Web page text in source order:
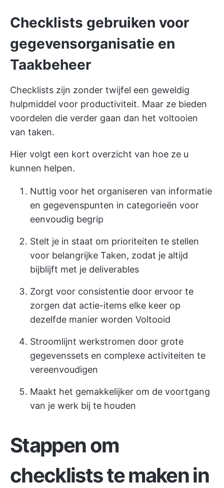
Checklists gebruiken voor
gegevensorganisatie en
Taakbeheer
Checklists zijn zonder twijfel een geweldig
hulpmiddel voor productiviteit. Maar ze bieden
voordelen die verder gaan dan het voltooien
van taken.
Hier volgt een kort overzicht van hoe ze u
kunnen helpen.
Nuttig voor het organiseren van informatie
en gegevenspunten in categorieën voor
eenvoudig begrip
Stelt je in staat om prioriteiten te stellen
voor belangrijke Taken, zodat je altijd
bijblijft met je deliverables
Zorgt voor consistentie door ervoor te
zorgen dat actie-items elke keer op
dezelfde manier worden Voltooid
Stroomlijnt werkstromen door grote
gegevenssets en complexe activiteiten te
vereenvoudigen
Maakt het gemakkelijker om de voortgang
van je werk bij te houden
Stappen om
checklists te maken in